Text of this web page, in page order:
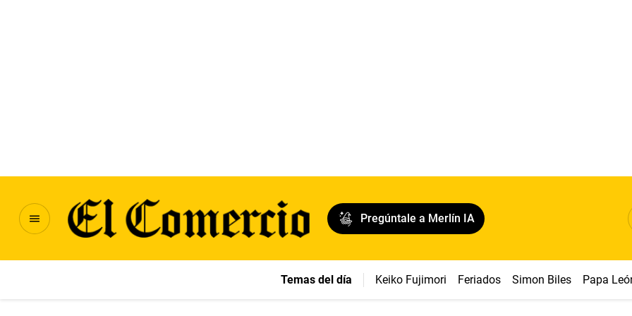
Pregúntale a Merlín IA
Temas del día Keiko Fujimori Feriados Simon Biles Papa